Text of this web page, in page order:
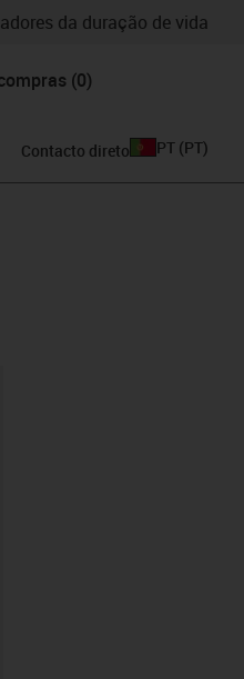
da duração de vida
(0)
Contacto direto PT (PT)